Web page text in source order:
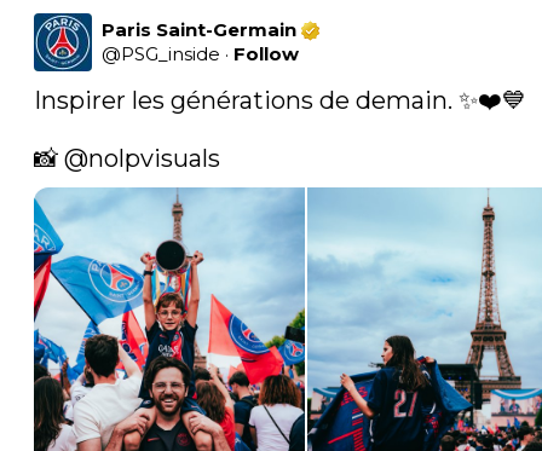
Paris Saint-Germain
@PSG_inside · Follow
Inspirer les générations de demain. ✨❤️💙
📸 @nolpvisuals